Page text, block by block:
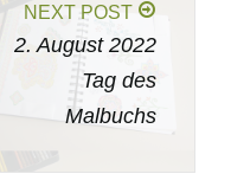
NEXT POST
2. August 2022
Tag des
Malbuchs